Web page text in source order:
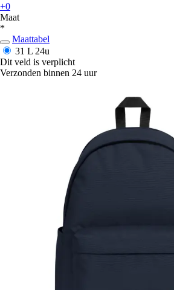
+0
Maat
*
Maattabel
31 L 24u
Dit veld is verplicht
Verzonden binnen 24 uur